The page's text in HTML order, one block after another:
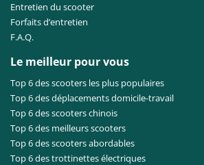
Entretien du scooter
Forfaits d’entretien
F.A.Q.
Le meilleur pour vous
Top 6 des scooters les plus populaires
Top 6 des déplacements domicile-travail
Top 6 des scooters chinois
Top 6 des meilleurs scooters
Top 6 des scooters abordables
Top 6 des trottinettes électriques